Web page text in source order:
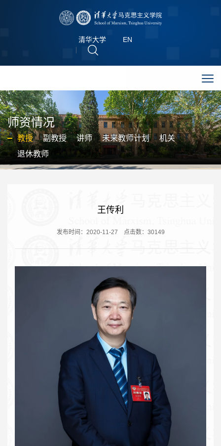
清华大学 EN
师资情况
教授 副教授 讲师 未来教师计划
机关
退休教师
王传利
发布时间：2020-11-27 点击数： 30149